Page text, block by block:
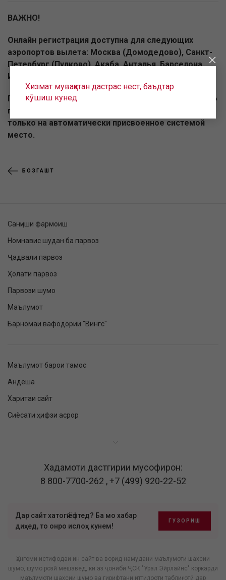
ВАЖНО!
Онлайн регистрация доступна для следующих
аэропортов вылета: Москва (Домодедово), Санкт-
Петербург (Пулково), Акаба, Анталья, Барселона,
Ираклион, Ларнака.
При регистрации в аэропорту сервис «Выбор места»
платный. Бесплатно можно зарегистрироваться
только на автоматически присвоенное системой
место.
БОЗГАШТ
Хизмат муваққатан дастрас нест, баъдтар
кӯшиш кунед
Санҷиши фармоиш
Номнавис шудан ба парвоз
Ҷадвали парвоз
Ҳолати парвоз
Парвози шумо
Маълумот
Барномаи вафодории "Вингс"
Маълумот барои тамос
Андеша
Харитаи сайт
Сиёсати ҳифзи асрор
Хадамоти дастгирии мусофирон:
8 800-7700-262 ,+7 (499) 920-22-52
Дар сайт хатогӣ ёфтед? Ба мо хабар
диҳед, то онро ислоҳ кунем!
ГУЗОРИШ
Ҳангоми истифодаи ин сайт ва ворид намудани маълумоти шахсии
шумо, шумо розӣ мешавед, ки аз ҷониби ҶСК "Урал Эйрлайнс" коркарди
маълумоти шахсии шумо ва гирифтани иттилооти таблиғотӣ дар